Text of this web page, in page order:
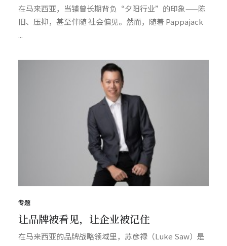
在马来西亚，当铺曾长期背负“夕阳行业”的印象——陈
旧、压抑，甚至伴随 社会偏见。然而，随着 Pappajack
...
专题
让品牌被看见，让企业被记住
在马来西亚的品牌战略领域里，苏彦禄（Luke Saw）是